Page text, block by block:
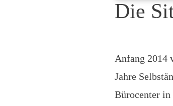
Die
Anfang 2014
Jahre
Bürocenter in